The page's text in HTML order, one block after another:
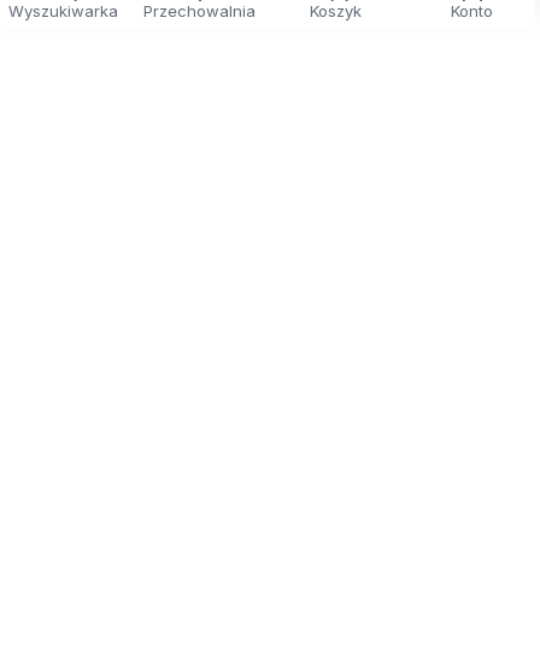
Wyszukiwarka Przechowalnia Koszyk Konto